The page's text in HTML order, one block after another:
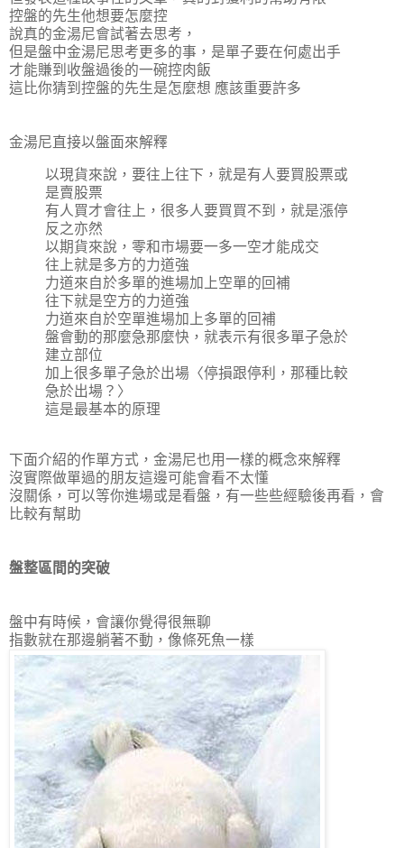
控盤的先生他想要怎麼控
說真的金湯尼會試著去思考，
但是盤中金湯尼思考更多的事，是單子要在何處出手
才能賺到收盤過後的一碗控肉飯
這比你猜到控盤的先生是怎麼想 應該重要許多
金湯尼直接以盤面來解釋
以現貨來說，要往上往下，就是有人要買股票或
是賣股票
有人買才會往上，很多人要買買不到，就是漲停
反之亦然
以期貨來說，零和市場要一多一空才能成交
往上就是多方的力道強
力道來自於多單的進場加上空單的回補
往下就是空方的力道強
力道來自於空單進場加上多單的回補
盤會動的那麼急那麼快，就表示有很多單子急於
建立部位
加上很多單子急於出場〈停損跟停利，那種比較
急於出場？〉
這是最基本的原理
下面介紹的作單方式，金湯尼也用一樣的概念來解釋
沒實際做單過的朋友這邊可能會看不太懂
沒關係，可以等你進場或是看盤，有一些些經驗後再看，會
比較有幫助
盤整區間的突破
盤中有時候，會讓你覺得很無聊
指數就在那邊躺著不動，像條死魚一樣